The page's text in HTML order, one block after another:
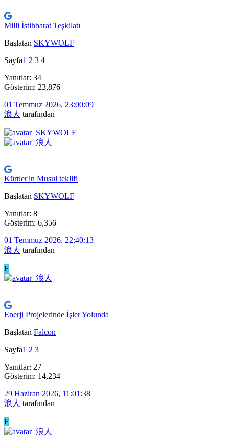
Milli İstihbarat Teşkilatı
Başlatan SKYWOLF
Sayfa1 2 3 4
Yanıtlar: 34
Gösterim: 23,876
01 Temmuz 2026, 23:00:09
浪人 tarafından
Kürtler'in Musul teklifi
Başlatan SKYWOLF
Yanıtlar: 8
Gösterim: 6,356
01 Temmuz 2026, 22:40:13
浪人 tarafından
F
Enerji Projelerinde İşler Yolunda
Başlatan Falcon
Sayfa1 2 3
Yanıtlar: 27
Gösterim: 14,234
29 Haziran 2026, 11:01:38
浪人 tarafından
F